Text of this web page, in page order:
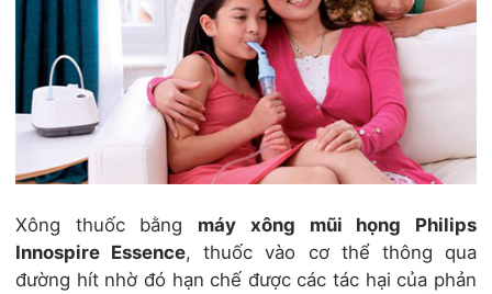
Xông thuốc bằng máy xông mũi họng Philips
Innospire Essence, thuốc vào cơ thể thông qua
đường hít nhờ đó hạn chế được các tác hại của phản